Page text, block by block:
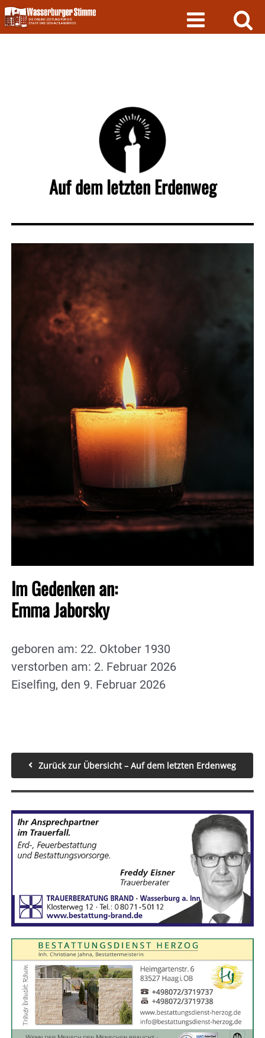
Skip
to
content
Auf dem letzten Erdenweg
Im Gedenken an:
Emma Jaborsky
geboren am: 22. Oktober 1930
verstorben am: 2. Februar 2026
Eiselfing, den 9. Februar 2026
Zurück zur Übersicht – Auf dem letzten Erdenweg